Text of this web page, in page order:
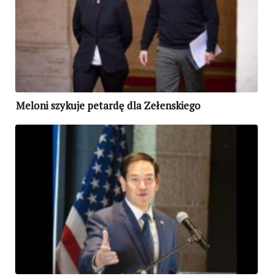
Meloni szykuje petardę dla Zełenskiego